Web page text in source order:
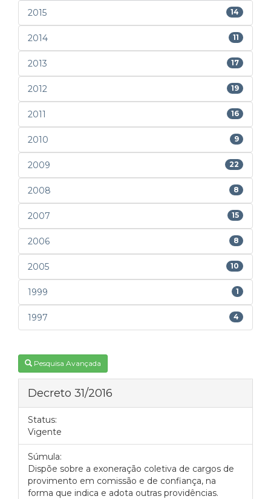
2015 14
2014 11
2013 17
2012 19
2011 16
2010 9
2009 22
2008 8
2007 15
2006 8
2005 10
1999 1
1997 4
Pesquisa Avançada
Decreto 31/2016
Status:
Vigente
Súmula:
Dispõe sobre a exoneração coletiva de cargos de
provimento em comissão e de confiança, na
forma que indica e adota outras providências.